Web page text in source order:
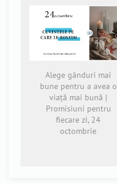
Alege gânduri mai
bune pentru a avea o
viață mai bună |
Promisiuni pentru
fiecare zi, 24
octombrie